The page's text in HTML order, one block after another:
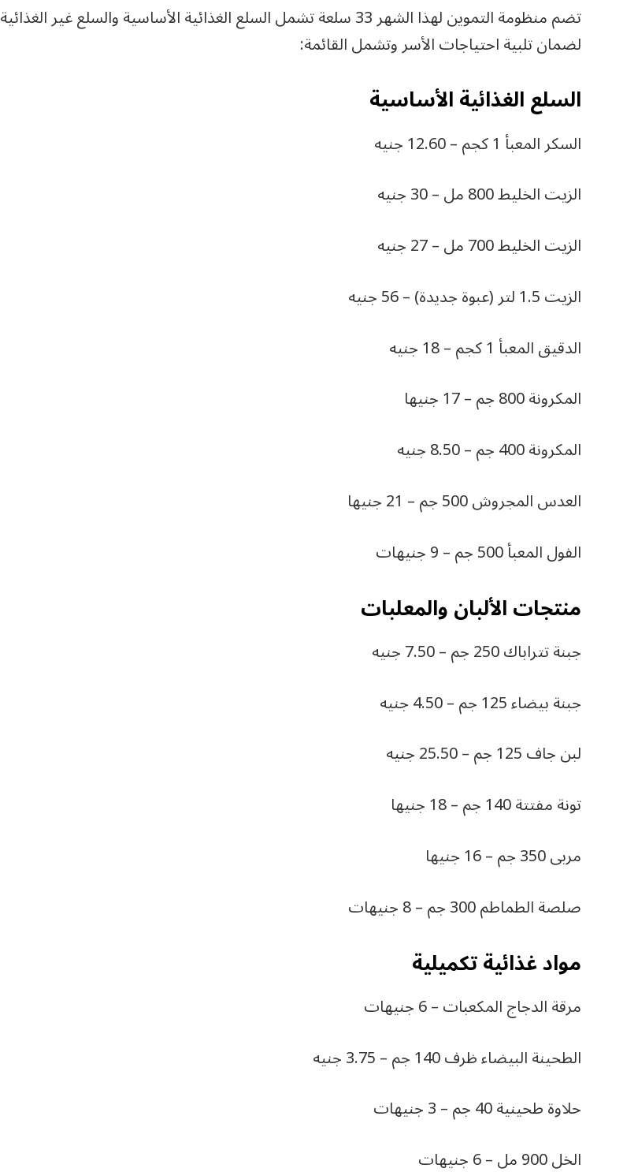
تضم منظومة التموين لهذا الشهر 33 سلعة تشمل السلع الغذائية الأساسية والسلع غير الغذائية
لضمان تلبية احتياجات الأسر وتشمل القائمة:
السلع الغذائية الأساسية
السكر المعبأ 1 كجم – 12.60 جنيه
الزيت الخليط 800 مل – 30 جنيه
الزيت الخليط 700 مل – 27 جنيه
الزيت 1.5 لتر (عبوة جديدة) – 56 جنيه
الدقيق المعبأ 1 كجم – 18 جنيه
المكرونة 800 جم – 17 جنيها
المكرونة 400 جم – 8.50 جنيه
العدس المجروش 500 جم – 21 جنيها
الفول المعبأ 500 جم – 9 جنيهات
منتجات الألبان والمعلبات
جبنة تتراباك 250 جم – 7.50 جنيه
جبنة بيضاء 125 جم – 4.50 جنيه
لبن جاف 125 جم – 25.50 جنيه
تونة مفتتة 140 جم – 18 جنيها
مربى 350 جم – 16 جنيها
صلصة الطماطم 300 جم – 8 جنيهات
مواد غذائية تكميلية
مرقة الدجاج المكعبات – 6 جنيهات
الطحينة البيضاء ظرف 140 جم – 3.75 جنيه
حلاوة طحينية 40 جم – 3 جنيهات
الخل 900 مل – 6 جنيهات